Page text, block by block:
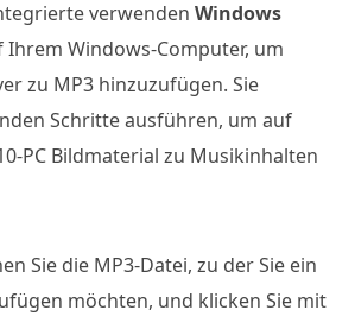
verwenden Windows
Ihrem Windows-Computer, um
zu MP3 hinzuzufügen. Sie
Schritte ausführen, um auf
PC Bildmaterial zu Musikinhalten
Sie die MP3-Datei, zu der Sie ein
möchten, und klicken Sie mit